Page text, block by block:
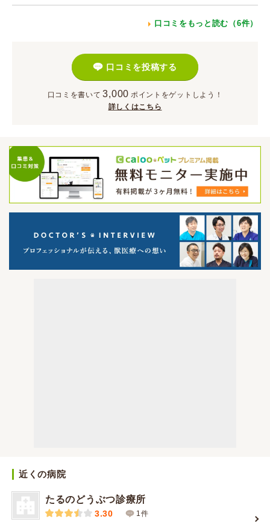
口コミをもっと読む（6件）
口コミを投稿する
口コミを書いて 3,000 ポイント をゲットしよう！
詳しくはこちら
近くの病院
たるのどうぶつ診療所
3.30
1件